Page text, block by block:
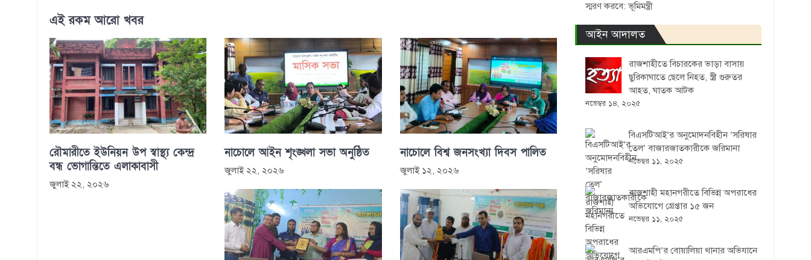
এই রকম আরো খবর
রৌমারীতে ইউনিয়ন উপ স্বাস্থ্য কেন্দ্র
বন্ধ ভোগান্তিতে এলাকাবাসী
জুলাই ২২, ২০২৬
নাচোলে আইন শৃংঙ্খলা সভা অনুষ্ঠিত
জুলাই ২২, ২০২৬
নাচোলে বিশ্ব জনসংখ্যা দিবস পালিত
জুলাই ১২, ২০২৬
স্মরণ করবে: ভূমিমন্ত্রী
আইন আদালত
রাজশাহীতে বিচারকের ভাড়া বাসায়
ছুরিকাঘাতে ছেলে নিহত, স্ত্রী গুরুতর
আহত, ঘাতক আটক
নভেম্বর ১৪, ২০২৫
বিএসটিআই’র অনুমোদনবিহীন ‘সরিষার
তেল’ বাজারজাতকারীকে জরিমানা
নভেম্বর ১১, ২০২৫
রাজশাহী মহানগরীতে বিভিন্ন অপরাধের
অভিযোগে গ্রেপ্তার ১৫ জন
নভেম্বর ১১, ২০২৫
আরএমপি’র বোয়ালিয়া থানার অভিযানে